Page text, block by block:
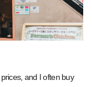
and I often buy